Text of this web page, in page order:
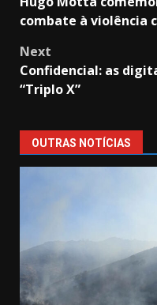
navigation
combate à violência
Next
Confidencial: as
“Triplo X”
OUTRAS NOTÍCIAS